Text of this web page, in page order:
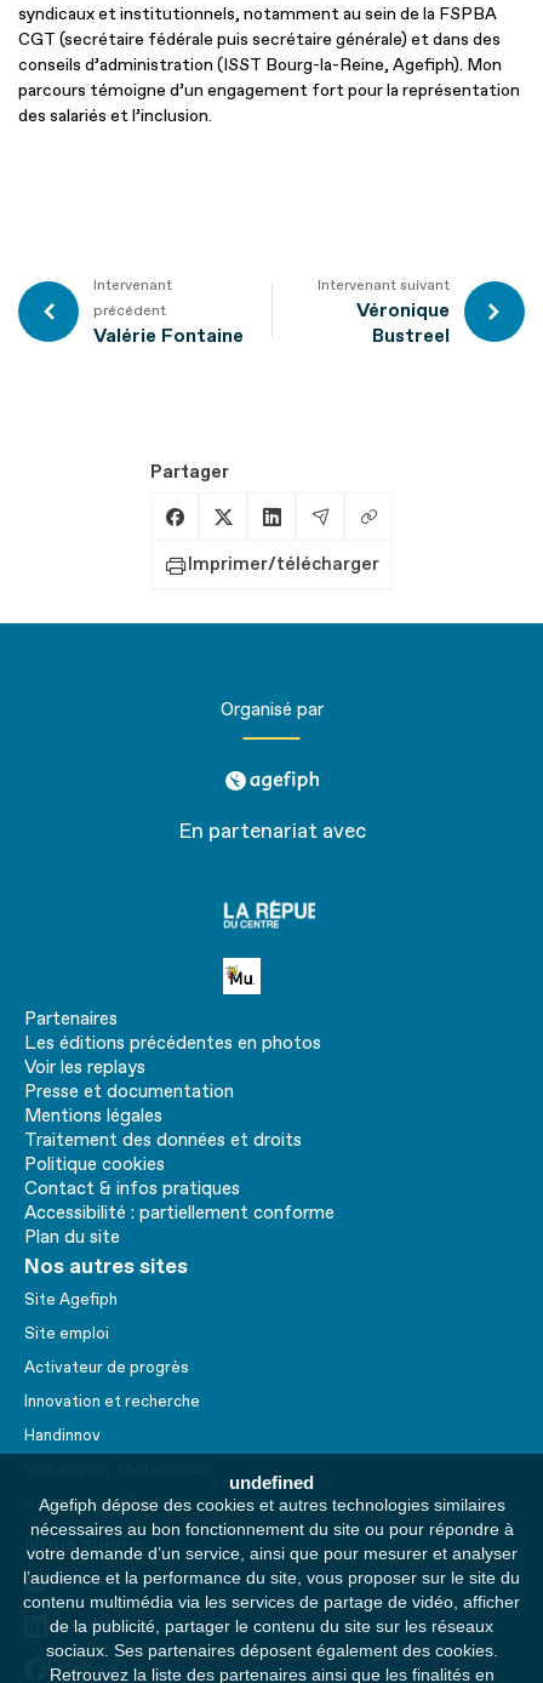
undefined
Agefiph dépose des cookies et autres technologies similaires
nécessaires au bon fonctionnement du site ou pour répondre à
votre demande d’un service, ainsi que pour mesurer et analyser
l’audience et la performance du site, vous proposer sur le site du
contenu multimédia via les services de partage de vidéo, afficher
de la publicité, partager le contenu du site sur les réseaux
sociaux. Ses partenaires déposent également des cookies.
Retrouvez la liste des partenaires ainsi que les finalités en
syndicaux et institutionnels, notamment au sein de la FSPBA
CGT (secrétaire fédérale puis secrétaire générale) et dans des
conseils d’administration (ISST Bourg-la-Reine, Agefiph). Mon
parcours témoigne d’un engagement fort pour la représentation
des salariés et l’inclusion.
Intervenant
précédent
Valérie Fontaine
Intervenant suivant
Véronique
Bustreel
Partager
Partager sur Facebook
Partager sur X
Partager sur LinkedIn
Partager par Email
Copier le lien
Imprimer/télécharger
Organisé par
agefiph
En partenariat avec
république
Petite MU
Partenaires
Les éditions précédentes en photos
Voir les replays
Presse et documentation
Mentions légales
Traitement des données et droits
Politique cookies
Contact & infos pratiques
Accessibilité : partiellement conforme
Plan du site
Nos autres sites
Site Agefiph
Site emploi
Activateur de progrès
Innovation et recherche
Handinnov
Service AppuiPro
Nous suivre
Youtube
Linkedin
Facebook